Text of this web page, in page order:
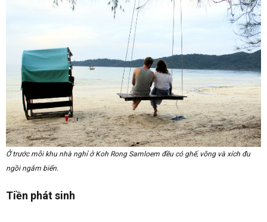
Ở trước mỗi khu nhà nghỉ ở Koh Rong Samloem đều có ghế, võng và xích đu
ngồi ngắm biển.
Tiền phát sinh